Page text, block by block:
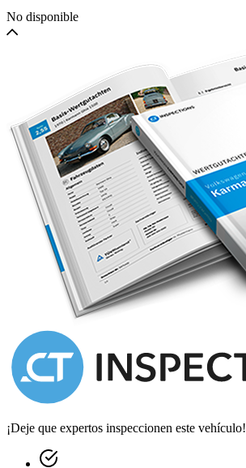
No disponible
¡Deje que expertos inspeccionen este vehículo!